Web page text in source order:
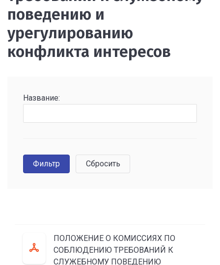
поведению и
урегулированию
конфликта интересов
Название:
ПОЛОЖЕНИЕ О КОМИССИЯХ ПО
СОБЛЮДЕНИЮ ТРЕБОВАНИЙ К
СЛУЖЕБНОМУ ПОВЕДЕНИЮ